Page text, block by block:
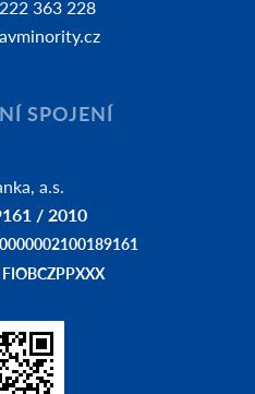
363 228
SPOJENÍ
a.s.
/ 2010
FIOBCZPPXXX